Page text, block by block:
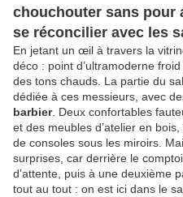
chouchouter sans pour
se réconcilier avec les
En jetant un œil à travers la
déco : point d’ultramoderne
des tons chauds. La partie du
dédiée à ces messieurs, avec
barbier. Deux confortables
et des meubles d’atelier en
de consoles sous les miroirs.
surprises, car derrière le
d’attente, puis à une deuxième
tout au tout : on est ici dans le